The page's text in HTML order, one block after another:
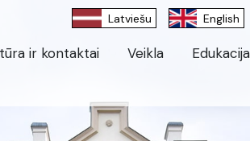
ir kontaktai Veikla Edukacija
Latviešu English